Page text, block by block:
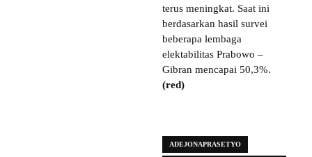
terus meningkat. Saat ini
berdasarkan hasil survei
beberapa lembaga
elektabilitas Prabowo –
Gibran mencapai 50,3%.
(red)
ADEJONAPRASETYO